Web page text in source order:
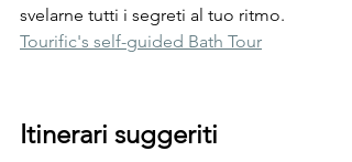
svelarne tutti i segreti al tuo ritmo.
Tourific's self-guided Bath Tour
Itinerari suggeriti